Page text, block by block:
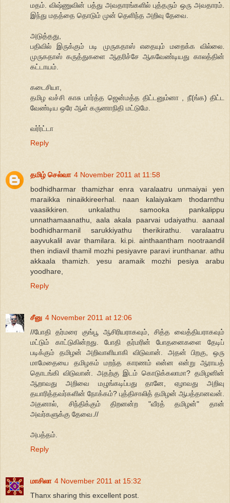
மதம். விஷ்ணுவின் பத்து அவதாரங்களில் புத்தரும் ஒரு அவதாரம்.
இந்து மதத்தை தொடும் முன் தெளிந்த அறிவு தேவை.
அடுத்தது,
பதிவில் இருக்கும் படி முருகதாஸ் எதையும் மறைக்க வில்லை.
முருகதாஸ் கருத்துகளை ஆதரிச்சே ஆகவேண்டியது காலத்தின்
கட்டாயம்.
கடைசியா,
தமிழ வச்சி காசு பார்த்த ஜென்மத்த திட்டனும்னா , நீ(ங்க) திட்ட
வேண்டிய ஒரே ஆள் கருணாநிதி மட்டுமே.
வர்ர்ட்டா
Reply
தமிழ் செல்வா 4 November 2011 at 11:58
bodhidharmar thamizhar enra varalaatru unmaiyai yen
maraikka ninaikkireerhal. naan kalaiyakam thodarnthu
vaasikkiren. unkalathu samooka pankalippu
unnathamaanathu, aala akala paarvai udaiyathu. aanaal
bodhidharmanil sarukkiyathu therikirathu. varalaatru
aayvukalil avar thamilara. ki.pi. ainthaantham nootraandil
then indiavil thamil mozhi pesiyavre paravi irunthanar. athu
akkaala thamizh. yesu aramaik mozhi pesiya arabu
yoodhare,
Reply
சீனு 4 November 2011 at 12:06
//போதி தர்மரை குங்பூ ஆசிரியராகவும், சித்த வைத்தியராகவும்
மட்டும் காட்டுகின்றது. போதி தர்மரின் போதனைகளை தேடிப்
படிக்கும் தமிழன் அறிவாளியாகி விடுவான். அதன் பிறகு, ஒரு
மாமேதையை தமிழகம் மறந்த காரணம் என்ன என்று ஆராயத்
தொடங்கி விடுவான். அதற்கு இடம் கொடுக்கலாமா? தமிழனின்
ஆறாவது அறிவை மழுங்கடிப்பது தானே, ஏழாவது அறிவு
தயாரித்தவர்களின் நோக்கம்? புத்திசாலித் தமிழன் ஆபத்தானவன்.
அதனால், சிந்திக்கும் திறனன்ற "வீரத் தமிழன்" தான்
அவர்களுக்கு தேவை.//
அபத்தம்.
Reply
மாசிலா 4 November 2011 at 15:32
Thanx sharing this excellent post.